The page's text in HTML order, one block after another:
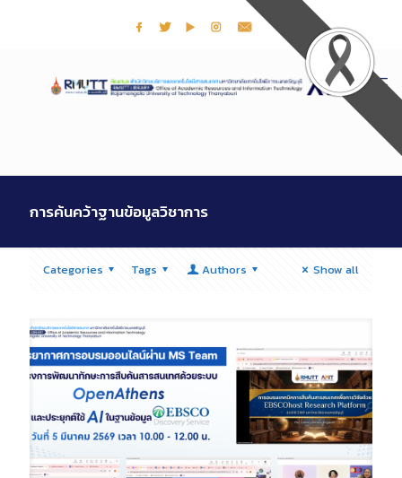
การค้นคว้าฐานข้อมูลวิชาการ
Categories Tags Authors Show all